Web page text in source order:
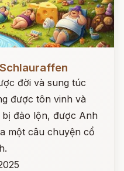
đời và sung túc
được tôn vinh và
đảo lộn, được Anh
một câu chuyện cổ